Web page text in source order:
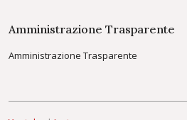
Amministrazione Trasparente
Amministrazione Trasparente